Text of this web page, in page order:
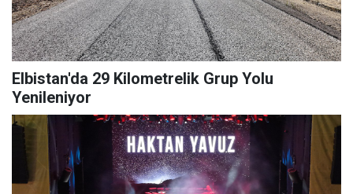
Elbistan'da 29 Kilometrelik Grup Yolu
Yenileniyor